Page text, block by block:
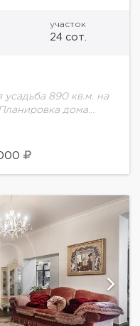
участок
24 сот.
890 кв.м. на
дома
погреб. 1 этаж: